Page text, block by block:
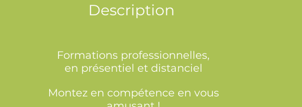
Description
Formations professionnelles,
en présentiel et distanciel
Montez en compétence en vous